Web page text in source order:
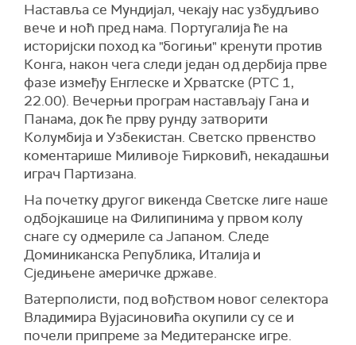
Наставља се Мундијал, чекају нас узбудљиво
вече и ноћ пред нама. Португалија ће на
историјски поход ка "богињи" кренути против
Конга, након чега следи један од дербија прве
фазе између Енглеске и Хрватске (РТС 1,
22.00). Вечерњи програм настављају Гана и
Панама, док ће прву рунду затворити
Колумбија и Узбекистан. Светско првенство
коментарише Миливоје Ћирковић, некадашњи
играч Партизана.
На почетку другог викенда Светске лиге наше
одбојкашице на Филипинима у првом колу
снаге су одмериле са Јапаном. Следе
Доминиканска Република, Италија и
Сједињене америчке државе.
Ватерполисти, под вођством новог селектора
Владимира Вујасиновића окупили су се и
почели припреме за Медитеранске игре.